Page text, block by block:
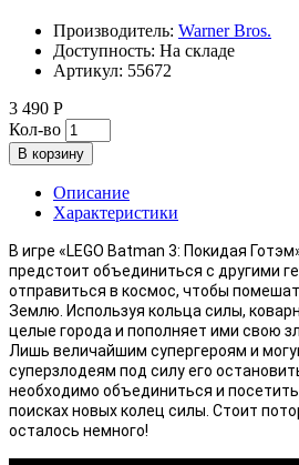
Производитель: Warner Bros.
Доступность: На складе
Артикул: 55672
3 490 Р
Кол-во
В корзину
Описание
Характеристики
В игре «LEGO Batman 3: Покидая
предстоит объединиться с другими
отправиться в космос, чтобы
Землю. Используя кольца силы,
целые города и пополняет ими свою
Лишь величайшим супергероям и
суперзлодеям под силу его
необходимо объединиться и
поисках новых колец силы. Стоит
осталось немного!